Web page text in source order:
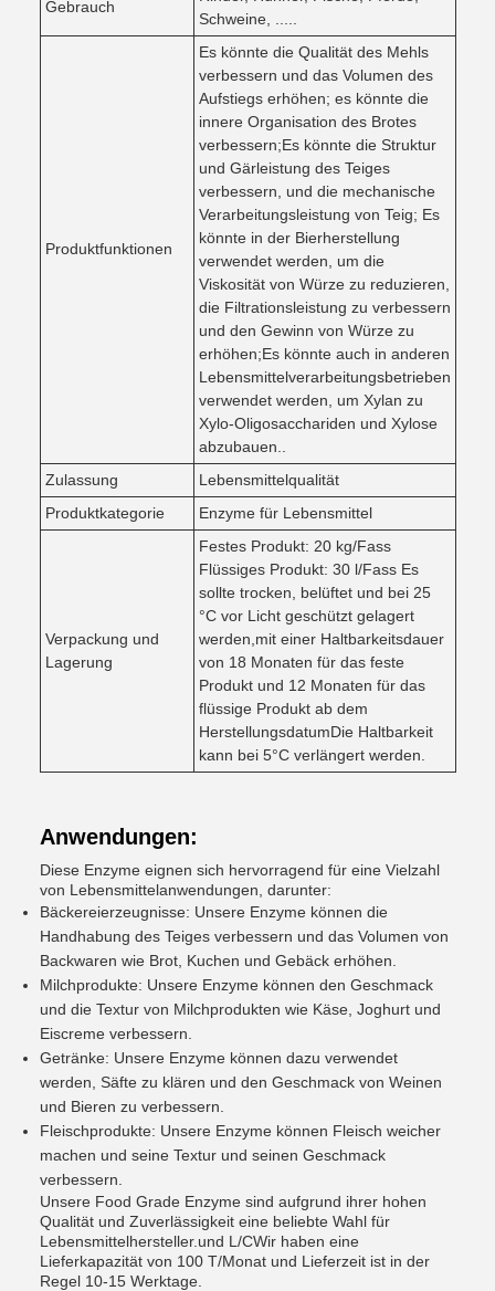
Gebrauch
Schweine, .....
Produktfunktionen
Es könnte die Qualität des Mehls
verbessern und das Volumen des
Aufstiegs erhöhen; es könnte die
innere Organisation des Brotes
verbessern;Es könnte die Struktur
und Gärleistung des Teiges
verbessern, und die mechanische
Verarbeitungsleistung von Teig; Es
könnte in der Bierherstellung
verwendet werden, um die
Viskosität von Würze zu reduzieren,
die Filtrationsleistung zu verbessern
und den Gewinn von Würze zu
erhöhen;Es könnte auch in anderen
Lebensmittelverarbeitungsbetrieben
verwendet werden, um Xylan zu
Xylo-Oligosacchariden und Xylose
abzubauen..
Zulassung
Lebensmittelqualität
Produktkategorie
Enzyme für Lebensmittel
Verpackung und
Lagerung
Festes Produkt: 20 kg/Fass
Flüssiges Produkt: 30 l/Fass Es
sollte trocken, belüftet und bei 25
°C vor Licht geschützt gelagert
werden,mit einer Haltbarkeitsdauer
von 18 Monaten für das feste
Produkt und 12 Monaten für das
flüssige Produkt ab dem
HerstellungsdatumDie Haltbarkeit
kann bei 5°C verlängert werden.
Anwendungen:
Diese Enzyme eignen sich hervorragend für eine Vielzahl
von Lebensmittelanwendungen, darunter:
Bäckereierzeugnisse: Unsere Enzyme können die
Handhabung des Teiges verbessern und das Volumen von
Backwaren wie Brot, Kuchen und Gebäck erhöhen.
Milchprodukte: Unsere Enzyme können den Geschmack
und die Textur von Milchprodukten wie Käse, Joghurt und
Eiscreme verbessern.
Getränke: Unsere Enzyme können dazu verwendet
werden, Säfte zu klären und den Geschmack von Weinen
und Bieren zu verbessern.
Fleischprodukte: Unsere Enzyme können Fleisch weicher
machen und seine Textur und seinen Geschmack
verbessern.
Unsere Food Grade Enzyme sind aufgrund ihrer hohen
Qualität und Zuverlässigkeit eine beliebte Wahl für
Lebensmittelhersteller.und L/CWir haben eine
Lieferkapazität von 100 T/Monat und Lieferzeit ist in der
Regel 10-15 Werktage.